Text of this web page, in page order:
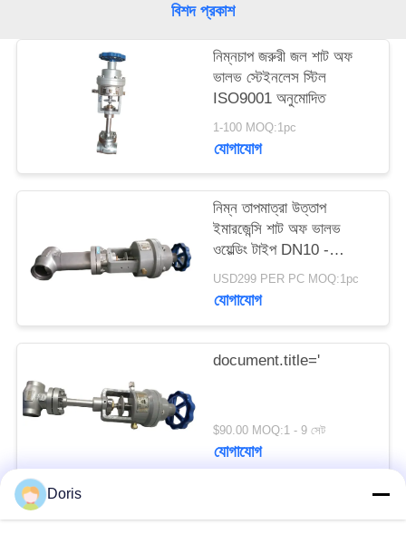
সাইট
গোপনীয়তা
বিশদ প্রকাশ
নিম্নচাপ জরুরী জল শাট অফ
ভালভ স্টেইনলেস স্টিল
ISO9001 অনুমোদিত
1-100 MOQ:1pc
যোগাযোগ
নিম্ন তাপমাত্রা উত্তাপ
ইমারজেন্সি শাট অফ ভালভ
ওয়েল্ডিং টাইপ DN10 -
40mm
USD299 PER PC MOQ:1pc
যোগাযোগ
document.title='
$90.00 MOQ:1 - 9 সেট
যোগাযোগ
Doris